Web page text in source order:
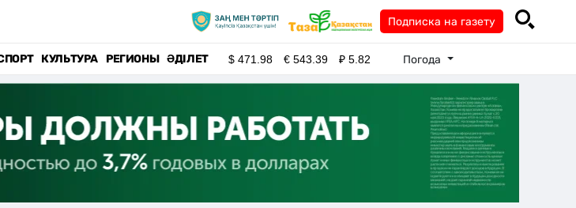
Подписка на газету
КУЛЬТУРА РЕГИОНЫ ӘДІЛЕТ $471.98 €543.39 ₽5.82 Погода